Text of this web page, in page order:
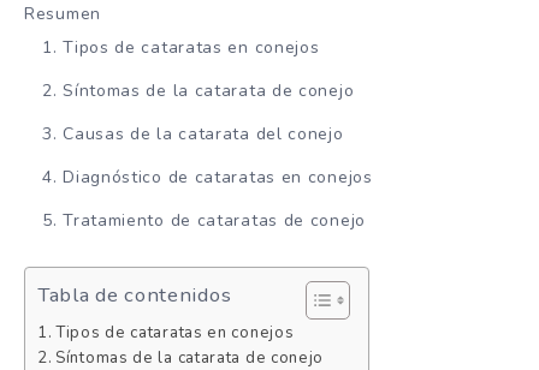
Resumen
Tipos de cataratas en conejos
Síntomas de la catarata de conejo
Causas de la catarata del conejo
Diagnóstico de cataratas en conejos
Tratamiento de cataratas de conejo
Tabla de contenidos
Tipos de cataratas en conejos
Síntomas de la catarata de conejo